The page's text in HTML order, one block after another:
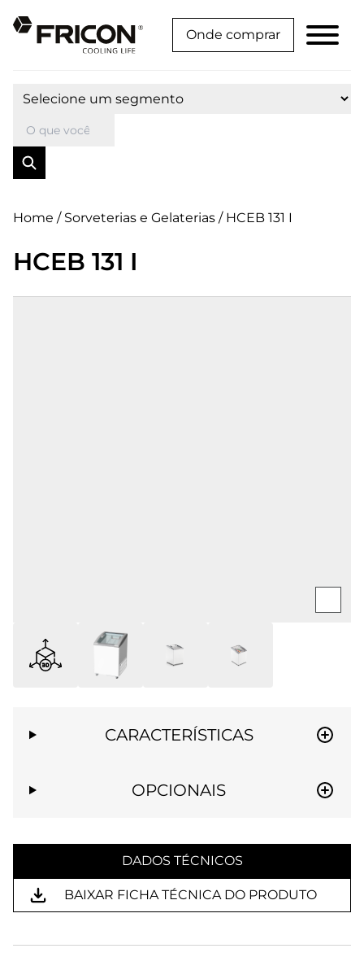
Onde comprar
Segmento:
Pesquisar
Home / Sorveterias e Gelaterias / HCEB 131 I
HCEB 131 I
CARACTERÍSTICAS
OPCIONAIS
DADOS TÉCNICOS
BAIXAR FICHA TÉCNICA DO PRODUTO